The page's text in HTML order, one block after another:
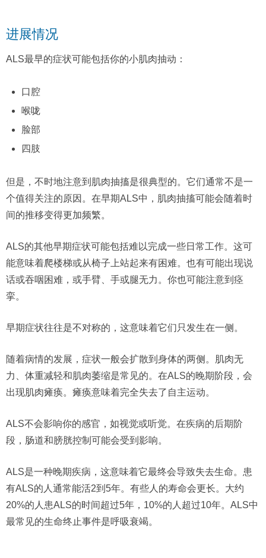
进展情况
ALS最早的症状可能包括你的小肌肉抽动：
口腔
喉咙
脸部
四肢
但是，不时地注意到肌肉抽搐是很典型的。它们通常不是一
个值得关注的原因。在早期ALS中，肌肉抽搐可能会随着时
间的推移变得更加频繁。
ALS的其他早期症状可能包括难以完成一些日常工作。这可
能意味着爬楼梯或从椅子上站起来有困难。也有可能出现说
话或吞咽困难，或手臂、手或腿无力。你也可能注意到痉
挛。
早期症状往往是不对称的，这意味着它们只发生在一侧。
随着病情的发展，症状一般会扩散到身体的两侧。肌肉无
力、体重减轻和肌肉萎缩是常见的。在ALS的晚期阶段，会
出现肌肉瘫痪。瘫痪意味着完全失去了自主运动。
ALS不会影响你的感官，如视觉或听觉。在疾病的后期阶
段，肠道和膀胱控制可能会受到影响。
ALS是一种晚期疾病，这意味着它最终会导致失去生命。患
有ALS的人通常能活2到5年。有些人的寿命会更长。大约
20%的人患ALS的时间超过5年，10%的人超过10年。ALS中
最常见的生命终止事件是呼吸衰竭。